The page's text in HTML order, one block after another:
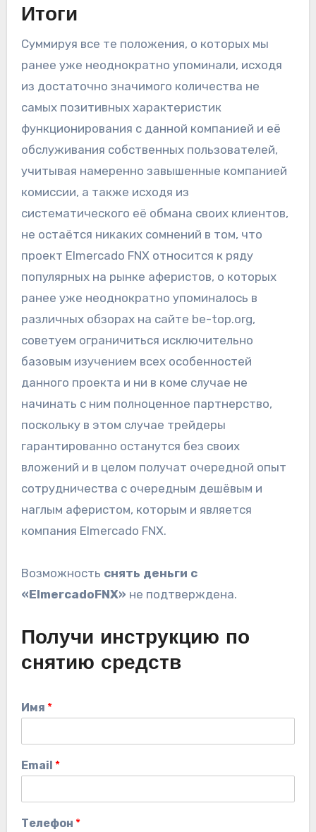
Итоги
Суммируя все те положения, о которых мы
ранее уже неоднократно упоминали, исходя
из достаточно значимого количества не
самых позитивных характеристик
функционирования с данной компанией и её
обслуживания собственных пользователей,
учитывая намеренно завышенные компанией
комиссии, а также исходя из
систематического её обмана своих клиентов,
не остаётся никаких сомнений в том, что
проект Elmercado FNX относится к ряду
популярных на рынке аферистов, о которых
ранее уже неоднократно упоминалось в
различных обзорах на сайте be-top.org,
советуем ограничиться исключительно
базовым изучением всех особенностей
данного проекта и ни в коме случае не
начинать с ним полноценное партнерство,
поскольку в этом случае трейдеры
гарантированно останутся без своих
вложений и в целом получат очередной опыт
сотрудничества с очередным дешёвым и
наглым аферистом, которым и является
компания Elmercado FNX.
Возможность снять деньги с
«ElmercadoFNX» не подтверждена.
Получи инструкцию по
снятию средств
Имя *
Email *
Телефон *